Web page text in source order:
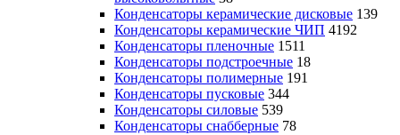
Конденсаторы керамические дисковые 139
Конденсаторы керамические ЧИП 4192
Конденсаторы пленочные 1511
Конденсаторы подстроечные 18
Конденсаторы полимерные 191
Конденсаторы пусковые 344
Конденсаторы силовые 539
Конденсаторы снабберные 78